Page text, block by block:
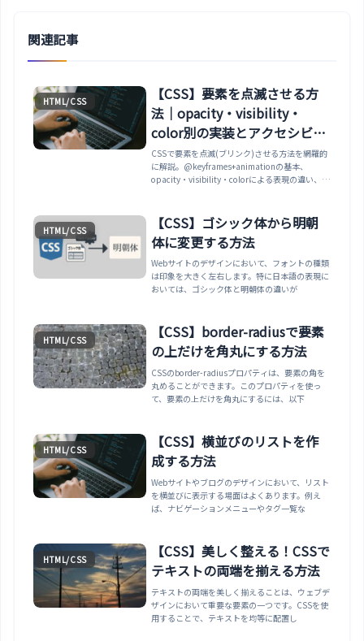
関連記事
HTML/CSS
【CSS】要素を点滅させる方
法｜opacity・visibility・
color別の実装とアクセシビリ
ティ対応
CSSで要素を点滅(ブリンク)させる方法を網羅的
に解説。@keyframes+animationの基本、
opacity・visibility・colorによる表現の違い、速
セシビリティ対応、通知バッジやローディング等
の実務パターン、JavaScriptでの動的制御まで。
HTML/CSS
【CSS】ゴシック体から明朝
体に変更する方法
Webサイトのデザインにおいて、フォントの種類
は印象を大きく左右します。特に日本語の表現に
おいては、ゴシック体と明朝体の違いが
HTML/CSS
【CSS】border-radiusで要素
の上だけを角丸にする方法
CSSのborder-radiusプロパティは、要素の角を
丸めることができます。このプロパティを使っ
て、要素の上だけを角丸にするには、以下
HTML/CSS
【CSS】横並びのリストを作
成する方法
Webサイトやブログのデザインにおいて、リスト
を横並びに表示する場面はよくあります。例え
ば、ナビゲーションメニューやタグ一覧な
HTML/CSS
【CSS】美しく整える！CSSで
テキストの両端を揃える方法
テキストの両端を美しく揃えることは、ウェブデ
ザインにおいて重要な要素の一つです。CSSを使
用することで、テキストを均等に配置し